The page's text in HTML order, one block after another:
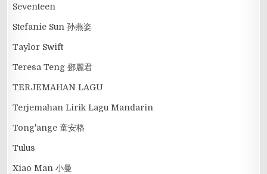
Seventeen
Stefanie Sun 孙燕姿
Taylor Swift
Teresa Teng 鄧麗君
TERJEMAHAN LAGU
Terjemahan Lirik Lagu Mandarin
Tong'ange 童安格
Tulus
Xiao Man 小曼